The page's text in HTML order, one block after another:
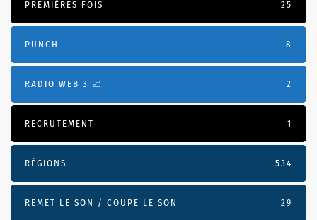
PREMIÈRES FOIS 25
PUNCH 8
RADIO WEB 3 📈 2
RECRUTEMENT 1
RÉGIONS 534
REMET LE SON / COUPE LE SON 29